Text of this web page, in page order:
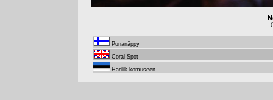
Punanäppy
Coral Spot
Harilik komuseen